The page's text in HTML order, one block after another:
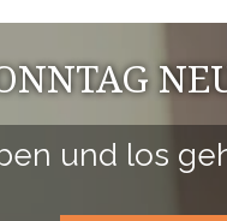
und los